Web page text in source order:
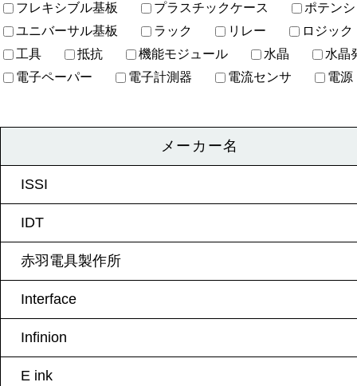
フレキシブル基板
プラスチックケース
ポテン
ユニバーサル基板
ラック リレー
ロジック
工具
抵抗 機能モジュール 水晶
水晶
電子ペーパー
電子計測器 電流センサ 電源
メーカー名
ISSI
IDT
赤羽電具製作所
Interface
Infinion
E ink